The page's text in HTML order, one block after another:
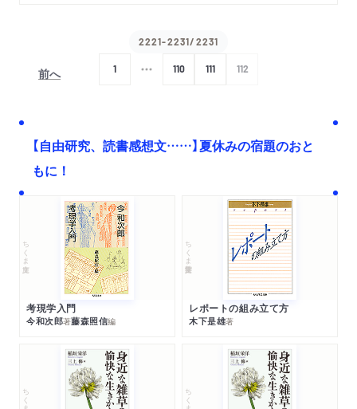
前へ
2221-2231/2231
1 110 111 112
【自由研究、読書感想文……】夏休みの宿題のおと
もに！
ちくま文庫
考現学入門
今和次郎著藤森照信編
ちくま学芸文庫
レポートの組み立て方
木下是雄著
ちくま文庫 ちくま文庫